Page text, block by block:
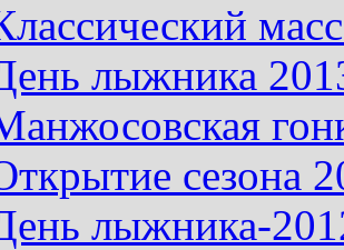
лыжника
сезона
лыжника-